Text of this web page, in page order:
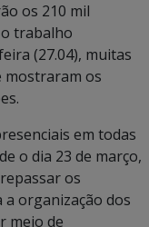
os 210 mil
o trabalho
(27.04), muitas
mostraram os
em todas
o dia 23 de março,
os
organização dos
meio de